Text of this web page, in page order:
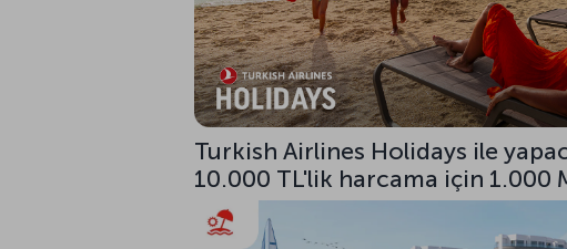
Turkish Airlines Holidays ile
10.000 TL'lik harcama için 1.000